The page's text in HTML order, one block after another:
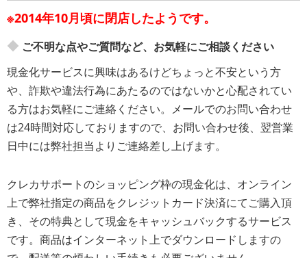
※2014年10月頃に閉店したようです。
ご不明な点やご質問など、お気軽にご相談ください
現金化サービスに興味はあるけどちょっと不安という方
や、詐欺や違法行為にあたるのではないかと心配されてい
る方はお気軽にご連絡ください。メールでのお問い合わせ
は24時間対応しておりますので、お問い合わせ後、翌営業
日中には弊社担当よりご連絡差し上げます。
クレカサポートのショッピング枠の現金化は、オンライン
上で弊社指定の商品をクレジットカード決済にてご購入頂
き、その特典として現金をキャッシュバックするサービス
です。商品はインターネット上でダウンロードしますの